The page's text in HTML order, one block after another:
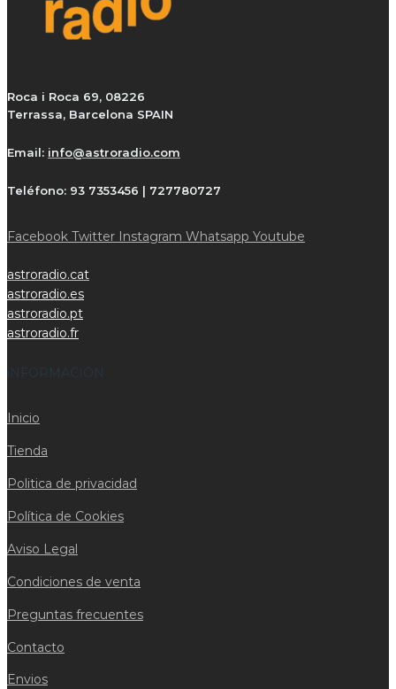
Roca i Roca 69, 08226
Terrassa, Barcelona SPAIN
Email: info@astroradio.com
Teléfono: 93 7353456 | 727780727
Facebook Twitter Instagram Whatsapp Youtube
astroradio.cat
astroradio.es
astroradio.pt
astroradio.fr
iNFORMACIÓN
Inicio
Tienda
Politica de privacidad
Política de Cookies
Aviso Legal
Condiciones de venta
Preguntas frecuentes
Contacto
Envios